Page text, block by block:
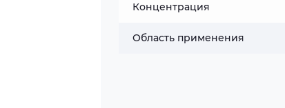
Концентрация
Область применения